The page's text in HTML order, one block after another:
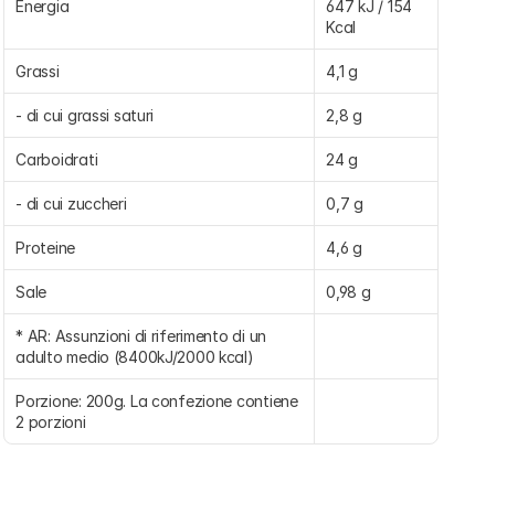
Energia
647 kJ / 154
Kcal
Grassi 4,1 g
- di cui grassi saturi 2,8 g
Carboidrati 24 g
- di cui zuccheri 0,7 g
Proteine 4,6 g
Sale 0,98 g
* AR: Assunzioni di riferimento di un
adulto medio (8400kJ/2000 kcal)
Porzione: 200g. La confezione contiene
2 porzioni